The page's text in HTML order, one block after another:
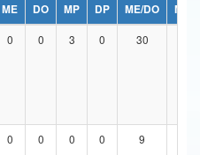
e Comunicações
ME DO MP DP ME/DO
MP/
0 0 3 0 30
0 0 0 0 9